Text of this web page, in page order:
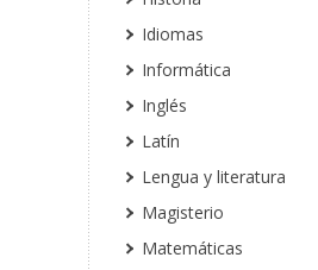
Idiomas
Informática
Inglés
Latín
Lengua y literatura
Magisterio
Matemáticas